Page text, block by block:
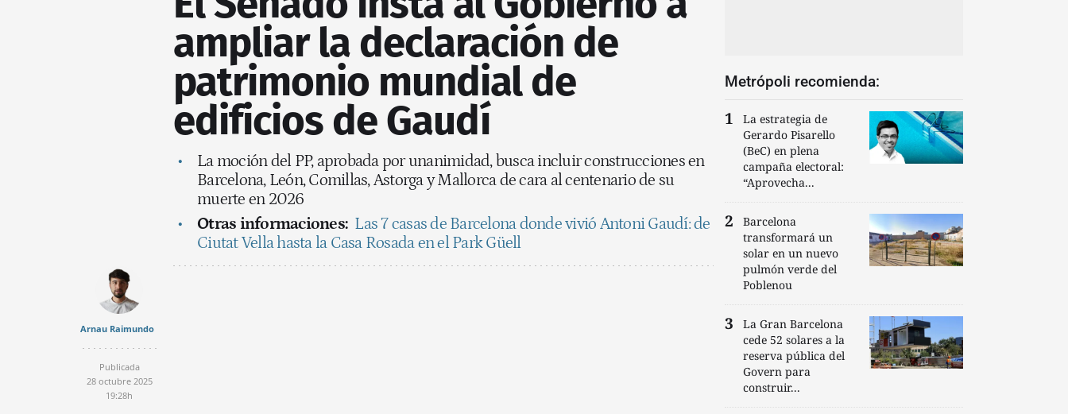
ampliar la declaración de
patrimonio mundial de
edificios de Gaudí
La moción del PP, aprobada por unanimidad, busca incluir construcciones en
Barcelona, León, Comillas, Astorga y Mallorca de cara al centenario de su
muerte en 2026
Otras informaciones: Las 7 casas de Barcelona donde vivió Antoni Gaudí: de
Ciutat Vella hasta la Casa Rosada en el Park Güell
Arnau Raimundo
Publicada
28 octubre 2025
19:28h
Metrópoli recomienda:
La estrategia de
Gerardo Pisarello
(BeC) en plena
campaña electoral:
“Aprovecha...
Barcelona
transformará un
solar en un nuevo
pulmón verde del
Poblenou
La Gran Barcelona
cede 52 solares a la
reserva pública del
Govern para
construir...